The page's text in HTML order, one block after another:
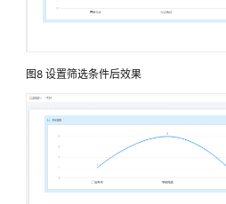
视
图
制
计
数
据
图8 设置筛选条件后效果